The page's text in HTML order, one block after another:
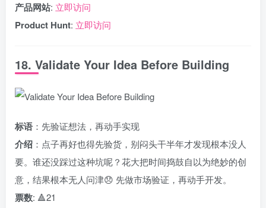
产品网站: 立即访问
Product Hunt: 立即访问
18. Validate Your Idea Before Building
标语 ：先验证想法，再动手实现
介绍 ：点子再好也得先验货，别闷头干半年才发现根本没人
要。谁还没踩过这种坑呢？花大把时间捣鼓自以为绝妙的创
意，结果根本无人问津😞 先做市场验证，再动手开发。
票数: 🔺21